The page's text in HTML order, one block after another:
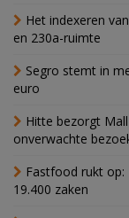
Het indexeren
en 230a-ruimte
Segro stemt in
euro
Hitte bezorgt
onverwachte
Fastfood rukt
19.400 zaken